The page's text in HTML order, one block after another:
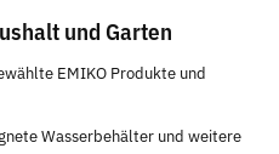
und Garten
EMIKO Produkte und
Wasserbehälter und weitere